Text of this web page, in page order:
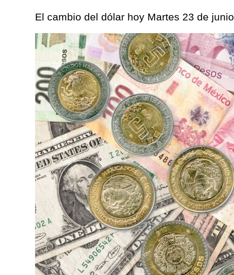
El cambio del dólar hoy Martes 23 de